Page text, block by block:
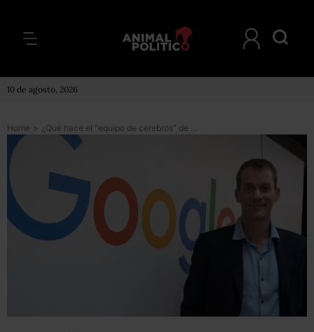
10 de agosto, 2026
Home > ¿Qué hace el “equipo de cerebros” de Google?